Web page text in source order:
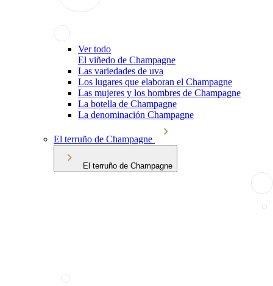
Ver todo
El viñedo de Champagne
Las variedades de uva
Los lugares que elaboran el Champagne
Las mujeres y los hombres de Champagne
La botella de Champagne
La denominación Champagne
El terruño de Champagne
El terruño de Champagne